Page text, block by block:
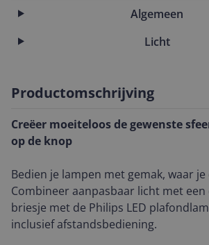
Algemeen
Licht
Productomschrijving
Creëer moeiteloos de gewenste
op de knop
Bedien je lampen met gemak, waar
Combineer aanpasbaar licht met
briesje met de Philips LED
inclusief afstandsbediening.